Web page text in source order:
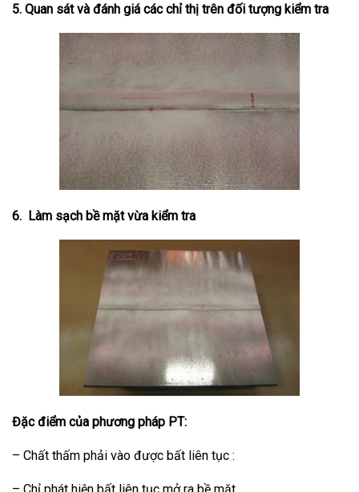
5. Quan sát và đánh giá các chỉ thị trên đối tượng kiểm tra
6. Làm sạch bề mặt vừa kiểm tra
Đặc điểm của phương pháp PT:
– Chất thấm phải vào được bất liên tục :